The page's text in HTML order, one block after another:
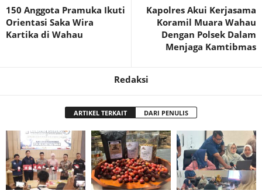
150 Anggota Pramuka Ikuti
Orientasi Saka Wira
Kartika di Wahau
Kapolres Akui Kerjasama
Koramil Muara Wahau
Dengan Polsek Dalam
Menjaga Kamtibmas
Redaksi
ARTIKEL TERKAIT DARI PENULIS